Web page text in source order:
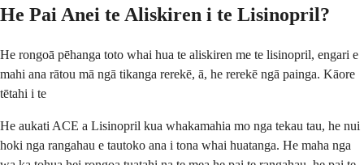
He Pai Anei te Aliskiren i te Lisinopril?
He rongoā pēhanga toto whai hua te aliskiren me te lisinopril, engari e
mahi ana rātou mā ngā tikanga rerekē, ā, he rerekē ngā painga. Kāore
tētahi i te
He aukati ACE a Lisinopril kua whakamahia mo nga tekau tau, he nui
hoki nga rangahau e tautoko ana i tona whai huatanga. He maha nga